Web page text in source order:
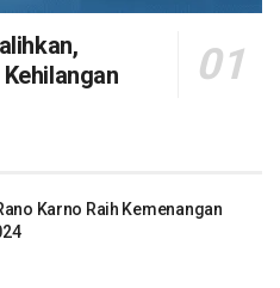
Karno Raih Kemenangan